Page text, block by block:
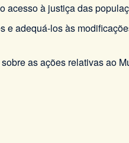
acesso à justiça das
adequá-los às
as ações relativas ao